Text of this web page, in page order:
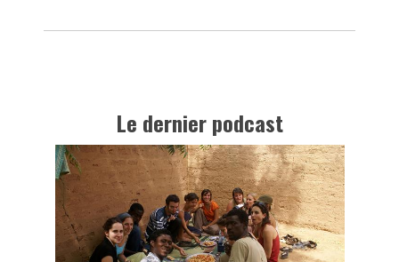
Le dernier podcast